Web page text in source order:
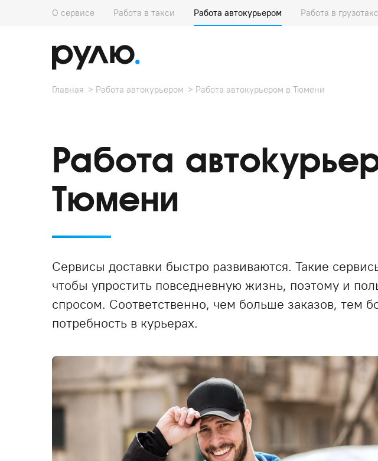
О сервисе Работа в такси Работа автокурьером Работа в
Главная Работа автокурьером Работа автокурьером в Тюмени
Работа
Тюмени
Сервисы доставки быстро развиваются. Такие
чтобы упростить повседневную жизнь, поэтому и
спросом. Соответственно, чем больше заказов, тем
потребность в курьерах.